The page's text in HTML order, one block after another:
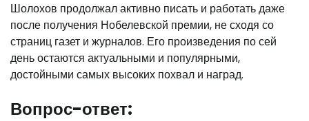
Шолохов продолжал активно писать и работать даже
после получения Нобелевской премии, не сходя со
страниц газет и журналов. Его произведения по сей
день остаются актуальными и популярными,
достойными самых высоких похвал и наград.
Вопрос-ответ: